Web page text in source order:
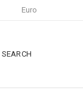
Euro
SEARCH